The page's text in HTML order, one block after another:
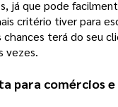
já que pode
critério tiver para
chances terá do seu
vezes.
para comércios